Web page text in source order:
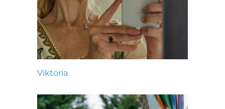
Viktoria